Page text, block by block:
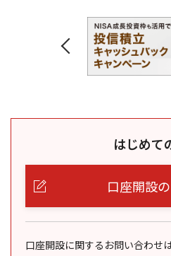
はじめて
口座開設
口座開設に関するお問い合わせ